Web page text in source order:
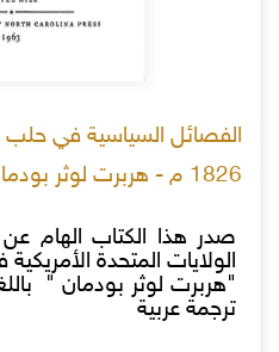
1826 م - هربرت لوثر بودمان
صدر هذا الكتاب الهام عن
"هربرت لوثر بودمان "
ترجمة عربية